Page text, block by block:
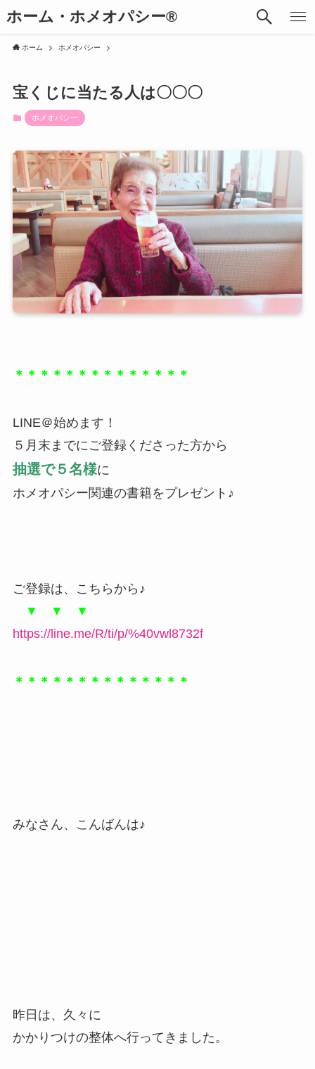
ホーム・ホメオパシー®︎
ホーム ホメオパシー
宝くじに当たる人は〇〇〇
ホメオパシー
＊＊＊＊＊＊＊＊＊＊＊＊＊＊
LINE＠始めます！
５月末までにご登録くださった方から
抽選で５名様に
ホメオパシー関連の書籍をプレゼント♪
ご登録は、こちらから♪
▼ ▼ ▼
https://line.me/R/ti/p/%40vwl8732f
＊＊＊＊＊＊＊＊＊＊＊＊＊＊
みなさん、こんばんは♪
昨日は、久々に
かかりつけの整体へ行ってきました。